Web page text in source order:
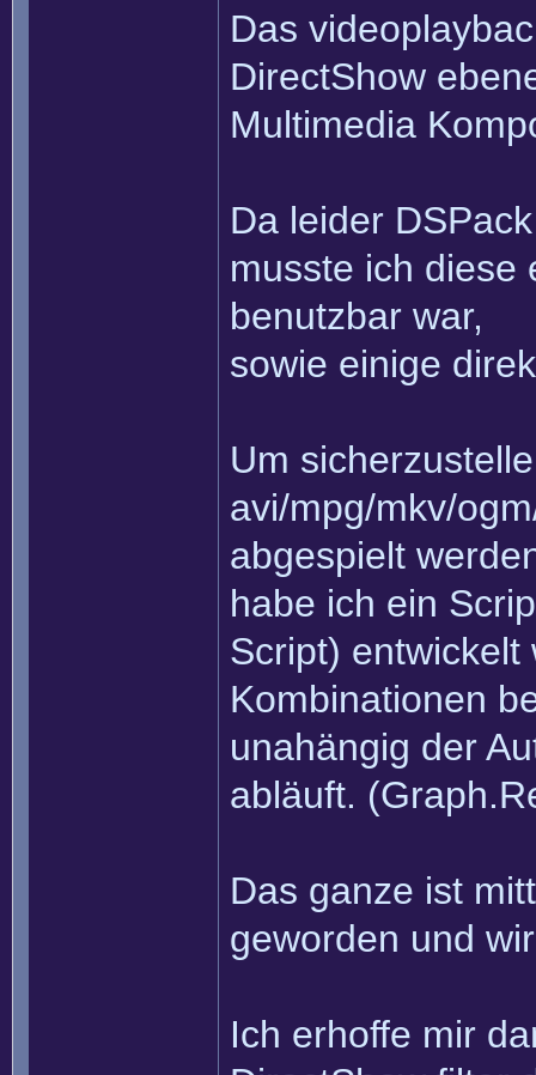
Das
DirectShow
Multimedia
Da leider
musste ich diese
benutzbar war,
sowie einige
Um
avi/mpg/mkv/
abgespielt
habe ich ein
Script)
Kombinationen
unahängig der
abläuft.
Das ganze ist
geworden und
Ich erhoffe mir